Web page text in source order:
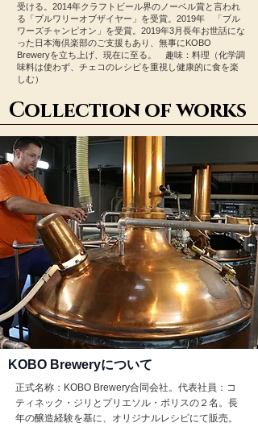
受ける。2014年クラフトビール界のノーベル賞と言われ
る「ブルワリーオブザイヤー」を受賞。2019年 「ブル
ワーズチャンピオン」を受賞。2019年3月長年お世話にな
った日本海倶楽部のご支援もあり、無事にKOBO
Breweryを立ち上げ、現在に至る。 趣味：料理（化学調
味料は使わず、チェコのレシピを重視し健康的に食を楽
しむ）
Collection of works
KOBO Breweryについて
正式名称：KOBO Brewery合同会社。代表社員：コ
ティネック・ジリとプリエソル・ボリスの２名。長
年の醸造経験を基に、オリジナルレシピにて販売。